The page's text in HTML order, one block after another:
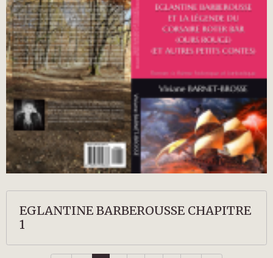
EGLANTINE BARBEROUSSE CHAPITRE
1